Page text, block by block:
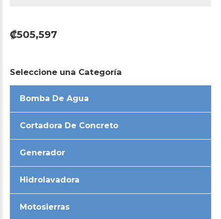
₡505,597
Seleccione una Categoría
Bomba De Agua
Cortadora De Concreto
Generador
Hidrolavadora
Motosierras